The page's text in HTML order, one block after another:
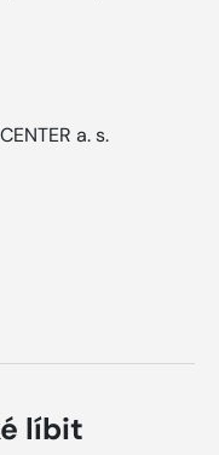
a. s.
líbit